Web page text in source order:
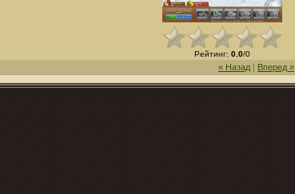
Рейтинг: 0.0/0
« Назад Вперед »